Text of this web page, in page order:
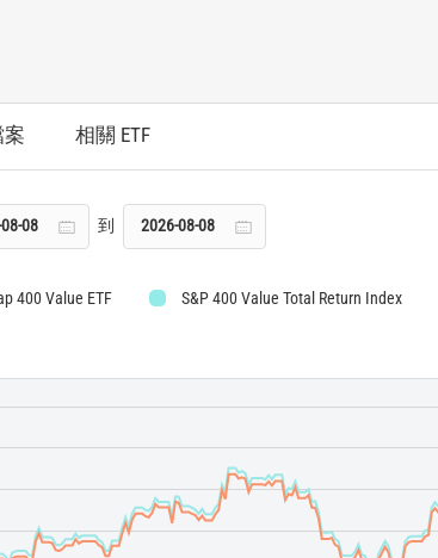
相關 ETF
到
400 Value ETF S&P 400 Value Total Return Index